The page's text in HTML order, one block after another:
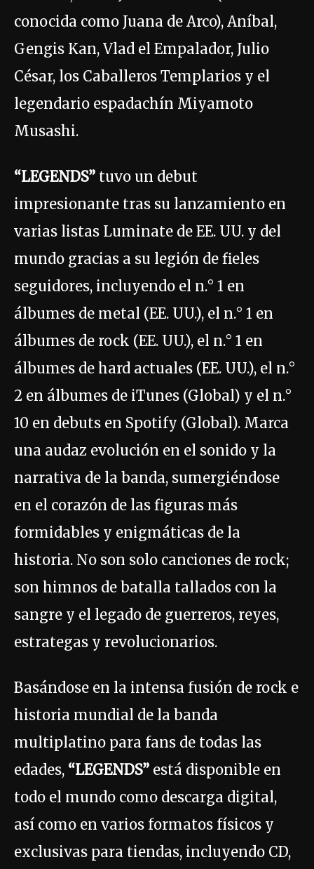
conocida como Juana de Arco), Aníbal,
Gengis Kan, Vlad el Empalador, Julio
César, los Caballeros Templarios y el
legendario espadachín Miyamoto
Musashi.
“LEGENDS” tuvo un debut
impresionante tras su lanzamiento en
varias listas Luminate de EE. UU. y del
mundo gracias a su legión de fieles
seguidores, incluyendo el n.° 1 en
álbumes de metal (EE. UU.), el n.° 1 en
álbumes de rock (EE. UU.), el n.° 1 en
álbumes de hard actuales (EE. UU.), el n.°
2 en álbumes de iTunes (Global) y el n.°
10 en debuts en Spotify (Global). Marca
una audaz evolución en el sonido y la
narrativa de la banda, sumergiéndose
en el corazón de las figuras más
formidables y enigmáticas de la
historia. No son solo canciones de rock;
son himnos de batalla tallados con la
sangre y el legado de guerreros, reyes,
estrategas y revolucionarios.
Basándose en la intensa fusión de rock e
historia mundial de la banda
multiplatino para fans de todas las
edades, “LEGENDS” está disponible en
todo el mundo como descarga digital,
así como en varios formatos físicos y
exclusivas para tiendas, incluyendo CD,